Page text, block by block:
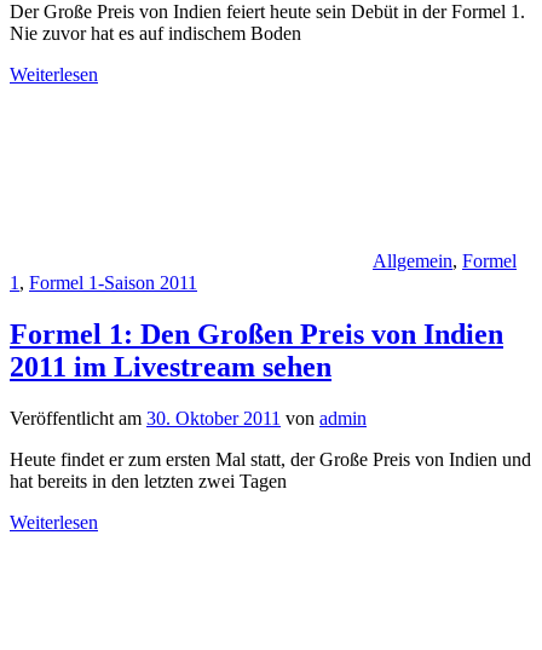
Der Große Preis von Indien feiert heute sein Debüt in der Formel 1.
Nie zuvor hat es auf indischem Boden
Weiterlesen
Allgemein, Formel
1 , Formel 1-Saison 2011
Formel 1: Den Großen Preis von Indien
2011 im Livestream sehen
Veröffentlicht am 30. Oktober 2011 von admin
Heute findet er zum ersten Mal statt, der Große Preis von Indien und
hat bereits in den letzten zwei Tagen
Weiterlesen